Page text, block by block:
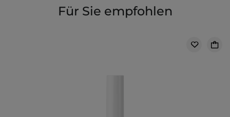
Für Sie empfohlen